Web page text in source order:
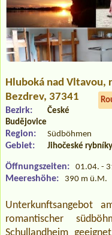
Hluboká nad Vltavou,
Bezdrev, 37341
Bezirk:
České
Budějovice
Region: Südböhmen
Gebiet: Jihočeské rybníky
Öffnungszeiten: 01.04. -
Meereshöhe: 390 m ü.M.
Unterkunftsangebot
romantischer
Schullandheim